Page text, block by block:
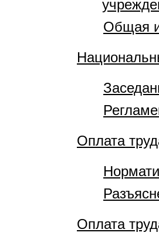
Общая
Оплата
Оплата